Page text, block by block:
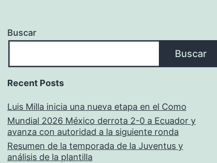
Buscar
Buscar
Recent Posts
Luis Milla inicia una nueva etapa en el Como
Mundial 2026 México derrota 2-0 a Ecuador y
avanza con autoridad a la siguiente ronda
Resumen de la temporada de la Juventus y
análisis de la plantilla